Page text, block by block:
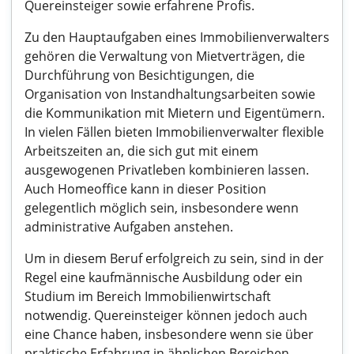
Quereinsteiger sowie erfahrene Profis.
Zu den Hauptaufgaben eines Immobilienverwalters
gehören die Verwaltung von Mietverträgen, die
Durchführung von Besichtigungen, die
Organisation von Instandhaltungsarbeiten sowie
die Kommunikation mit Mietern und Eigentümern.
In vielen Fällen bieten Immobilienverwalter flexible
Arbeitszeiten an, die sich gut mit einem
ausgewogenen Privatleben kombinieren lassen.
Auch Homeoffice kann in dieser Position
gelegentlich möglich sein, insbesondere wenn
administrative Aufgaben anstehen.
Um in diesem Beruf erfolgreich zu sein, sind in der
Regel eine kaufmännische Ausbildung oder ein
Studium im Bereich Immobilienwirtschaft
notwendig. Quereinsteiger können jedoch auch
eine Chance haben, insbesondere wenn sie über